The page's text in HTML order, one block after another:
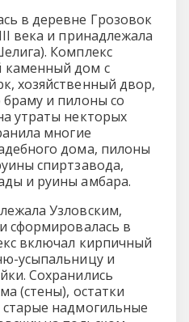
в деревне Грозовок
века и принадлежала
Комплекс
каменный дом с
хозяйственный двор,
и пилоны со
утраты некторых
многие
дома, пилоны
спиртзавода,
и руины амбара.
Узловским,
сформировалась в
включал кирпичный
усыпальницу и
Сохранились
(стены), остатки
надмогильные